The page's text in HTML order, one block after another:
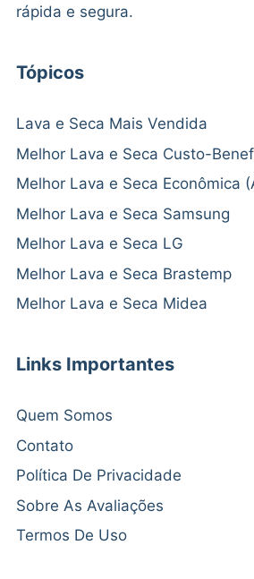
rápida e segura.
Tópicos
Lava e Seca Mais Vendida
Melhor Lava e Seca Custo-
Melhor Lava e Seca Econômica
Melhor Lava e Seca Samsung
Melhor Lava e Seca LG
Melhor Lava e Seca Brastemp
Melhor Lava e Seca Midea
Links Importantes
Quem Somos
Contato
Política De Privacidade
Sobre As Avaliações
Termos De Uso